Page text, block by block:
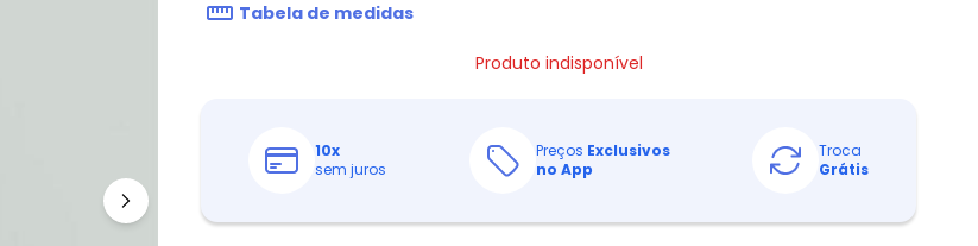
Tabela de medidas
Produto indisponível
10x
sem juros
Preços Exclusivos
no App
Troca
Grátis